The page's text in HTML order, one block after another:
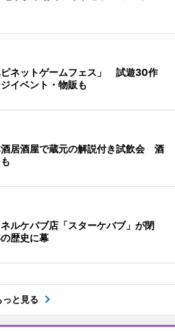
ピネットゲームフェス」 試遊30作
イベント・物販も
居酒屋で蔵元の解説付き試飲会 酒
ルケバブ店「スターケバブ」が閉
歴史に幕
っと見る